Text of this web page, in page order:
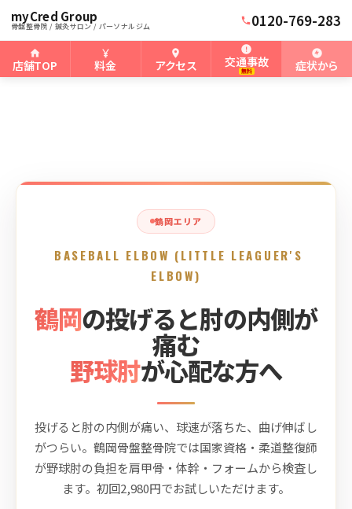
myCred Group
骨盤整骨院 / 鍼灸サロン / パーソナルジム 0120-769-283
店舗TOP 料金 アクセス 交通事故
無料 症状から
ホーム › 鶴岡骨盤整骨院
鶴岡エリア
BASEBALL ELBOW (LITTLE LEAGUER'S
ELBOW)
鶴岡の投げると肘の内側が
痛む
野球肘が心配な方へ
投げると肘の内側が痛い、球速が落ちた、曲げ伸ばし
がつらい。鶴岡骨盤整骨院では国家資格・柔道整復師
が野球肘の負担を肩甲骨・体幹・フォームから検査し
ます。初回2,980円でお試しいただけます。